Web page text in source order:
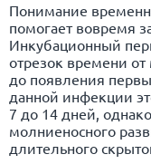
Понимание
помогает вовремя
Инкубационный
отрезок времени
до появления
данной инфекции
7 до 14 дней,
молниеносного
длительного